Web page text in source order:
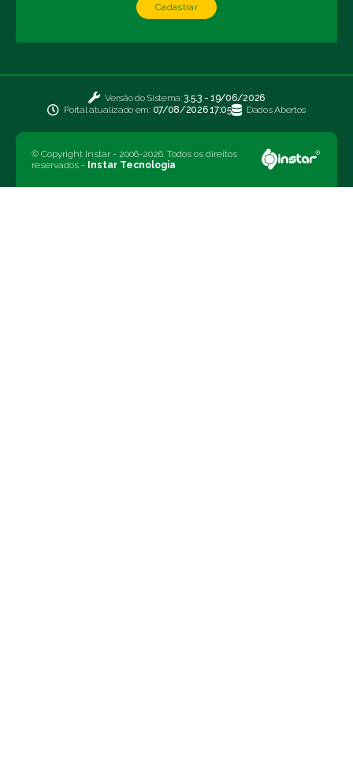
Cadastrar
Versão do Sistema:3.5.3 - 19/06/2026
Portal atualizado em: 07/08/2026 17:05 Dados Abertos
© Copyright Instar - 2006-2026. Todos os direitos
reservados - Instar Tecnologia